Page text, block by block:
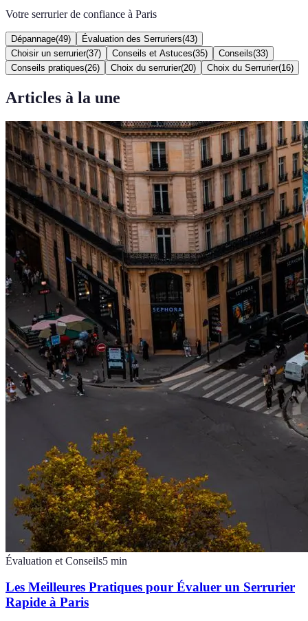
Votre serrurier de confiance à Paris
Dépannage(49) Évaluation des Serruriers(43)
Choisir un serrurier(37) Conseils et Astuces(35) Conseils(33)
Conseils pratiques(26) Choix du serrurier(20) Choix du Serrurier(16)
Articles à la une
Évaluation et Conseils5 min
Les Meilleures Pratiques pour Évaluer un Serrurier
Rapide à Paris